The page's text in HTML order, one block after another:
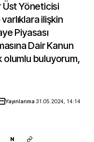
Üst Yöneticisi
ilişkin
Piyasası
Dair Kanun
buluyorum,
Yayınlanma 31.05.2024, 14:14
N